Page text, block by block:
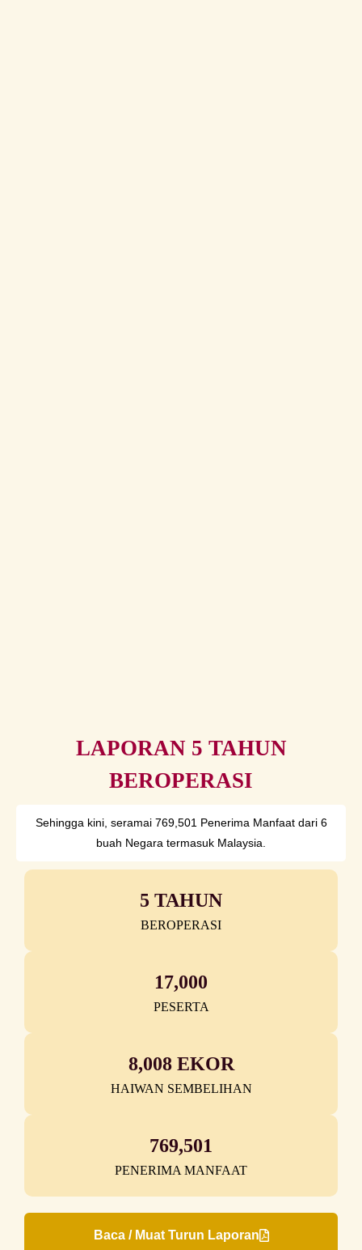
LAPORAN 5 TAHUN
BEROPERASI
Sehingga kini, seramai 769,501 Penerima Manfaat dari 6
buah Negara termasuk Malaysia.
5 TAHUN
BEROPERASI
17,000
PESERTA
8,008 EKOR
HAIWAN SEMBELIHAN
769,501
PENERIMA MANFAAT
Baca / Muat Turun Laporan